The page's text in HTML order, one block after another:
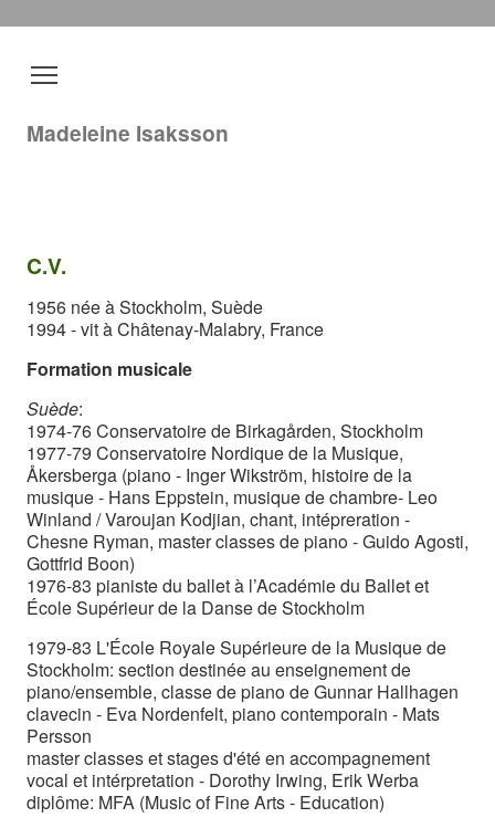
Madeleine Isaksson
C.V.
1956 née à Stockholm, Suède
1994 - vit à Châtenay-Malabry, France
Formation musicale
Suède:
1974-76 Conservatoire de Birkagården, Stockholm
1977-79 Conservatoire Nordique de la Musique,
Åkersberga (piano - Inger Wikström, histoire de la
musique - Hans Eppstein, musique de chambre- Leo
Winland / Varoujan Kodjian, chant, intépreration -
Chesne Ryman, master classes de piano - Guido Agosti,
Gottfrid Boon)
1976-83 pianiste du ballet à l’Académie du Ballet et
École Supérieur de la Danse de Stockholm
1979-83 L'École Royale Supérieure de la Musique de
Stockholm: section destinée au enseignement de
piano/ensemble, classe de piano de Gunnar Hallhagen
clavecin - Eva Nordenfelt, piano contemporain - Mats
Persson
master classes et stages d'été en accompagnement
vocal et intérpretation - Dorothy Irwing, Erik Werba
diplôme: MFA (Music of Fine Arts - Education)